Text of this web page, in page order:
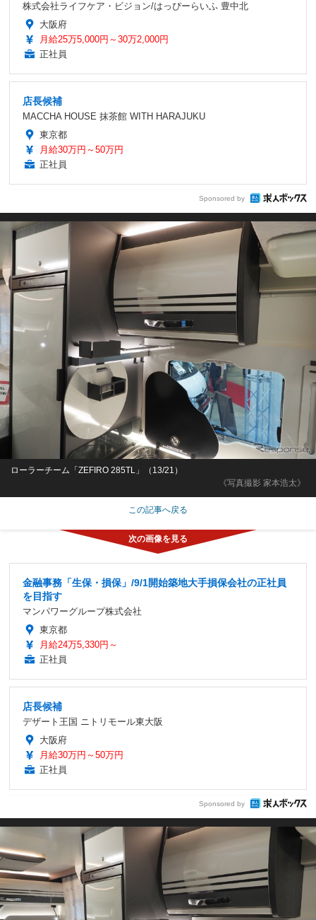
株式会社ライフケア・ビジョン/はっぴーらいふ 豊中北
大阪府
月給25万5,000円～30万2,000円
正社員
店長候補
MACCHA HOUSE 抹茶館 WITH HARAJUKU
東京都
月給30万円～50万円
正社員
Sponsored by
《写真撮影 家本浩太》
ローラーチーム「ZEFIRO 285TL」（13/21）
この記事へ戻る
金融事務「生保・損保」/9/1開始築地大手損保会社の正社員
を目指す
マンパワーグループ株式会社
東京都
月給24万5,330円～
正社員
店長候補
デザート王国 ニトリモール東大阪
大阪府
月給30万円～50万円
正社員
Sponsored by